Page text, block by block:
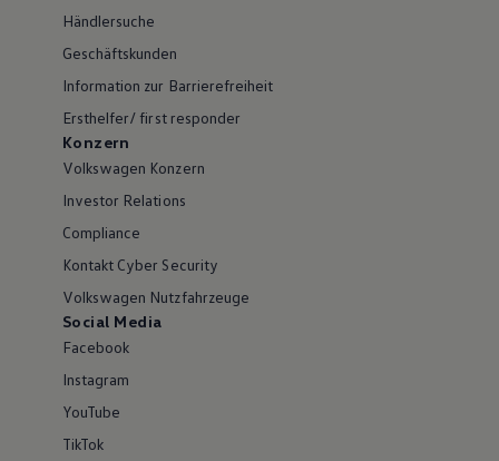
Händlersuche
Geschäftskunden
Information zur Barrierefreiheit
Ersthelfer/ first responder
Konzern
Volkswagen Konzern
Investor Relations
Compliance
Kontakt Cyber Security
Volkswagen Nutzfahrzeuge
Social Media
Facebook
Instagram
YouTube
TikTok